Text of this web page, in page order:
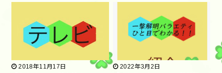
2018年11月17日
2022年3月2日